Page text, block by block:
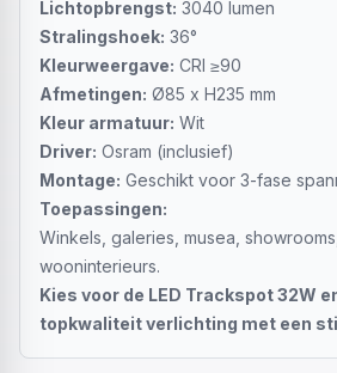
Lichtopbrengst: 3040 lumen
Stralingshoek: 36°
Kleurweergave: CRI ≥90
Afmetingen: Ø85 x H235 mm
Kleur armatuur: Wit
Driver: Osram (inclusief)
Montage: Geschikt voor 3-fase
Toepassingen:
Winkels, galeries, musea,
wooninterieurs.
Kies voor de LED Trackspot 32W
topkwaliteit verlichting met een